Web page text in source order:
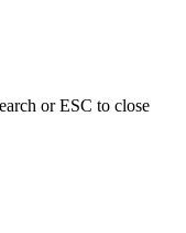
or ESC to close